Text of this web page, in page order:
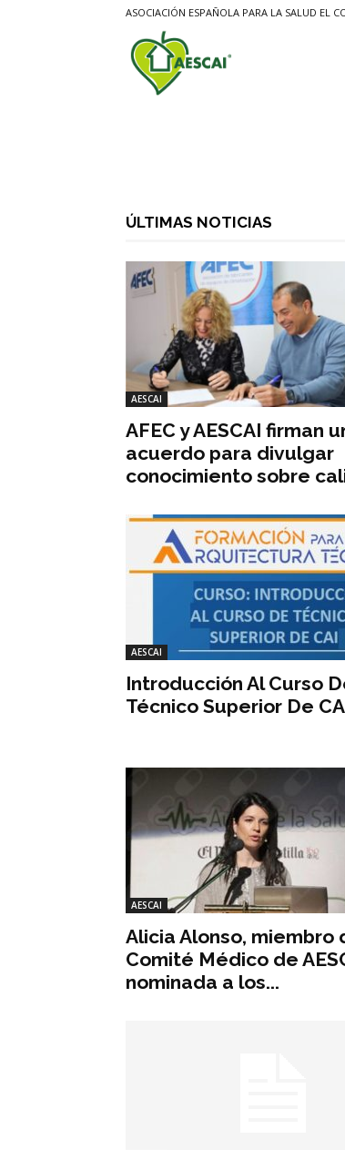
ASOCIACIÓN ESPAÑOLA PARA LA SALUD EL
ÚLTIMAS NOTICIAS
AESCAI
AFEC y AESCAI firman
acuerdo para divulgar
conocimiento sobre
AESCAI
Introducción Al Curso
Técnico Superior De
AESCAI
Alicia Alonso, miembro
Comité Médico de
nominada a los...